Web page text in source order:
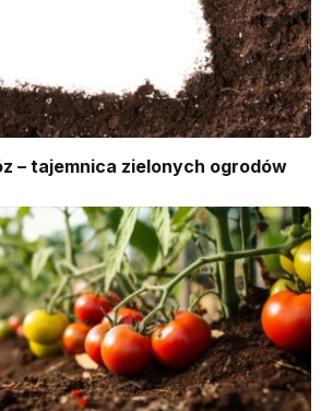
– tajemnica zielonych ogrodów